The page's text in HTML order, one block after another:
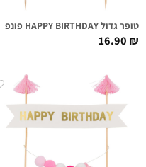
טופר גדול HAPPY BIRTHDAY פונפונים | אירידיסנט
16.90₪